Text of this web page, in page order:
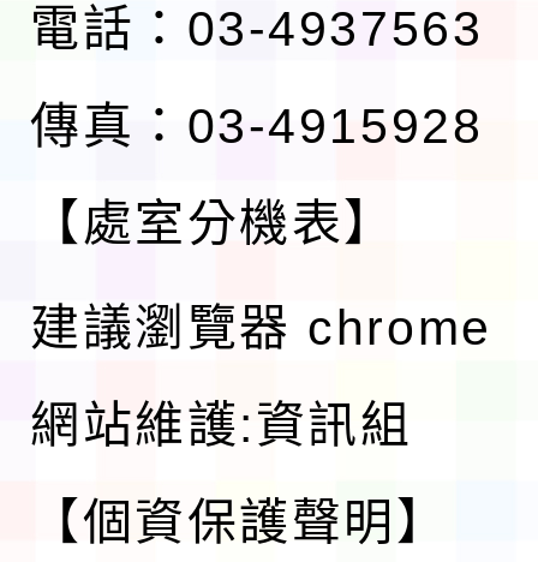
電話：03-4937563
傳真：03-4915928
【處室分機表】
建議瀏覽器 chrome
網站維護:資訊組
【個資保護聲明】